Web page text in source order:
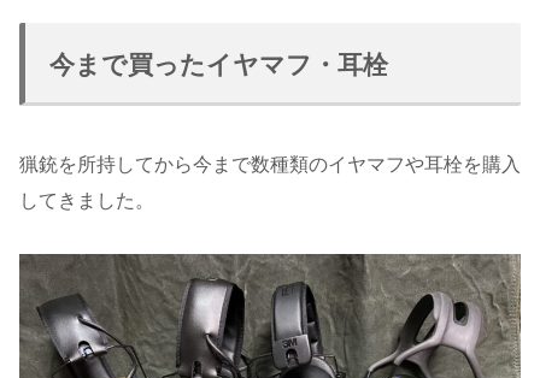
今まで買ったイヤマフ・耳栓
猟銃を所持してから今まで数種類のイヤマフや耳栓を購入
してきました。